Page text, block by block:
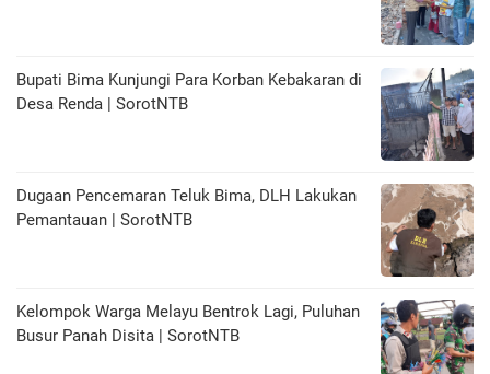
Bupati Bima Kunjungi Para Korban Kebakaran di
Desa Renda | SorotNTB
Dugaan Pencemaran Teluk Bima, DLH Lakukan
Pemantauan | SorotNTB
Kelompok Warga Melayu Bentrok Lagi, Puluhan
Busur Panah Disita | SorotNTB